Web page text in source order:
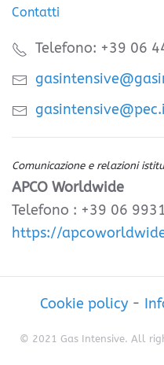
Contatti
Telefono: +39 06
Comunicazione e relazioni
APCO Worldwide
Telefono : +39 06
https://
Cookie policy-
© 2021 Gas Intensive. All